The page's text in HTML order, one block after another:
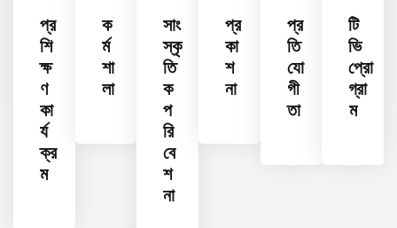
প্র
শি
ক্ষ
ণ
কা
র্য
ক্র
ম
ক
র্ম
শা
লা
সাং
স্কৃ
তি
ক
প
রি
বে
শ
না
প্র
কা
শ
না
প্র
তি
যো
গী
তা
টি
ভি
প্রো
গ্রা
ম